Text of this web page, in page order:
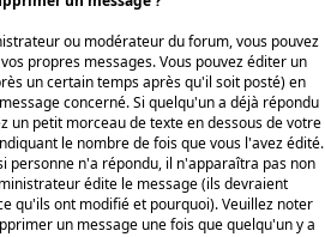
ou modérateur du forum, vous pouvez
propres messages. Vous pouvez éditer un
un certain temps après qu'il soit posté) en
concerné. Si quelqu'un a déjà répondu
un petit morceau de texte en dessous de votre
le nombre de fois que vous l'avez édité.
personne n'a répondu, il n'apparaîtra pas non
édite le message (ils devraient
qu'ils ont modifié et pourquoi). Veuillez noter
un message une fois que quelqu'un y a